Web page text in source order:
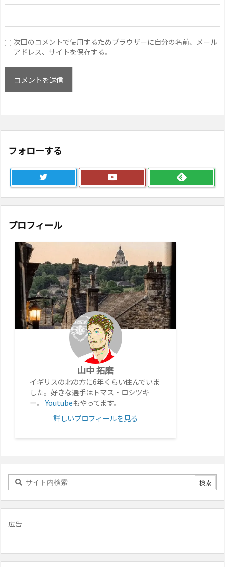
次回のコメントで使用するためブラウザーに自分の名前、メール
アドレス、サイトを保存する。
フォローする
プロフィール
山中 拓磨
イギリスの北の方に6年くらい住んでいま
した。好きな選手はトマス・ロシツキ
ー。Youtubeもやってます。
詳しいプロフィールを見る
広告